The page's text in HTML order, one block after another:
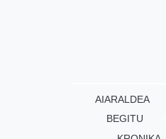
AIARALDEA
BEGITU